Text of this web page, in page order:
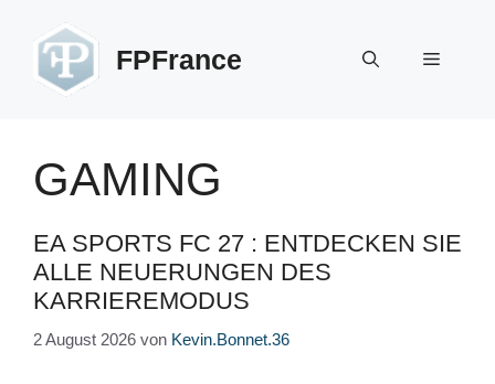
springen
FPFrance Menü
GAMING
EA SPORTS FC 27 : ENTDECKEN SIE
ALLE NEUERUNGEN DES
KARRIEREMODUS
2 August 2026 von Kevin.Bonnet.36